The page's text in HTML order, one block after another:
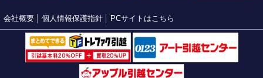
会社概要 個人情報保護指針 PCサイトはこちら